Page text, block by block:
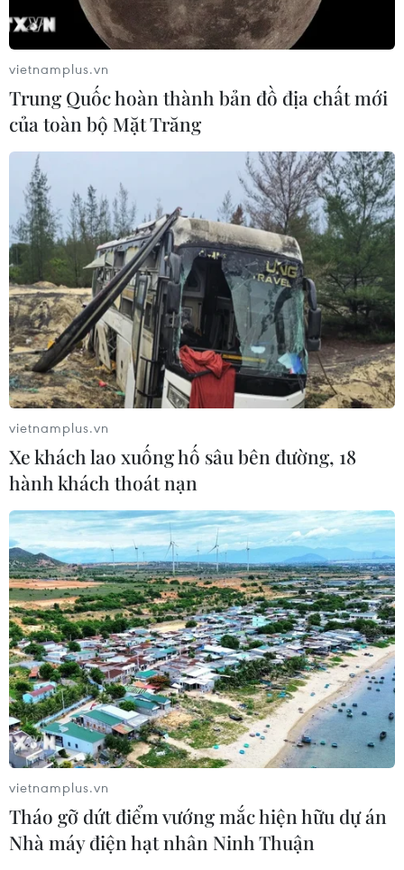
vietnamplus.vn
Trung Quốc hoàn thành bản đồ địa chất mới
của toàn bộ Mặt Trăng
vietnamplus.vn
Xe khách lao xuống hố sâu bên đường, 18
hành khách thoát nạn
vietnamplus.vn
Tháo gỡ dứt điểm vướng mắc hiện hữu dự án
Nhà máy điện hạt nhân Ninh Thuận